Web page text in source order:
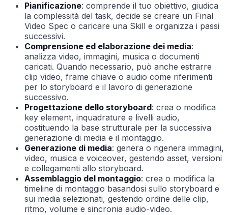
Pianificazione: comprende il tuo obiettivo, giudica
la complessità del task, decide se creare un Final
Video Spec o caricare una Skill e organizza i passi
successivi.
Comprensione ed elaborazione dei media:
analizza video, immagini, musica o documenti
caricati. Quando necessario, può anche estrarre
clip video, frame chiave o audio come riferimenti
per lo storyboard e il lavoro di generazione
successivo.
Progettazione dello storyboard: crea o modifica
key element, inquadrature e livelli audio,
costituendo la base strutturale per la successiva
generazione di media e il montaggio.
Generazione di media: genera o rigenera immagini,
video, musica e voiceover, gestendo asset, versioni
e collegamenti allo storyboard.
Assemblaggio del montaggio: crea o modifica la
timeline di montaggio basandosi sullo storyboard e
sui media selezionati, gestendo ordine delle clip,
ritmo, volume e sincronia audio-video.